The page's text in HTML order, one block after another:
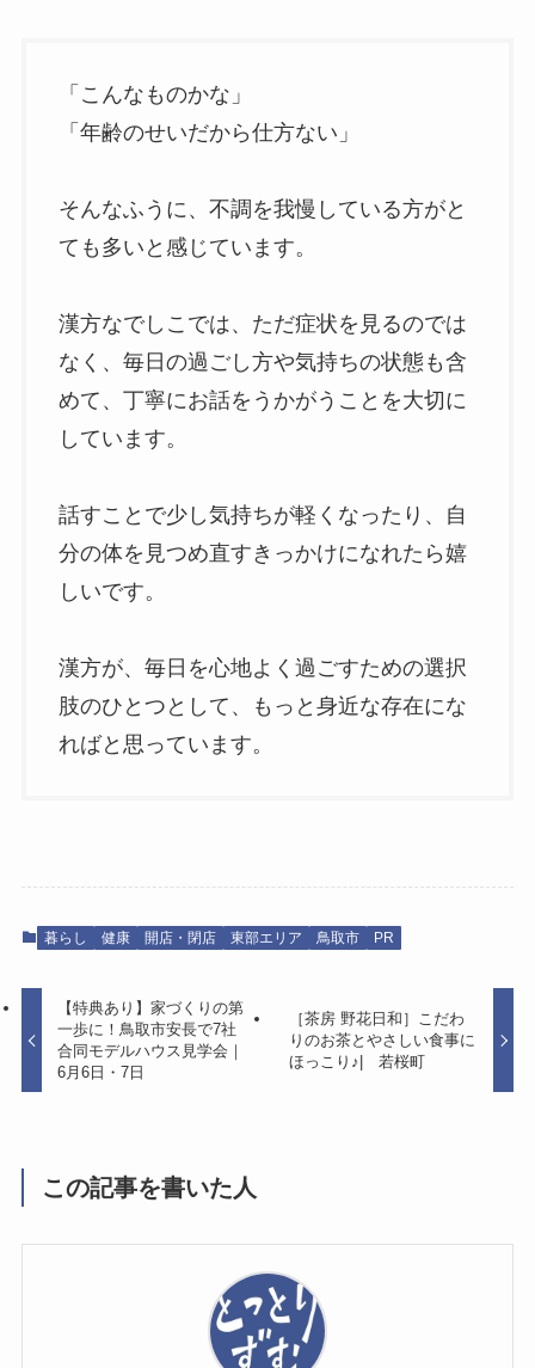
「こんなものかな」
「年齢のせいだから仕方ない」
そんなふうに、不調を我慢している方がと
ても多いと感じています。
漢方なでしこでは、ただ症状を見るのでは
なく、毎日の過ごし方や気持ちの状態も含
めて、丁寧にお話をうかがうことを大切に
しています。
話すことで少し気持ちが軽くなったり、自
分の体を見つめ直すきっかけになれたら嬉
しいです。
漢方が、毎日を心地よく過ごすための選択
肢のひとつとして、もっと身近な存在にな
ればと思っています。
暮らし 健康 開店・閉店 東部エリア 鳥取市 PR
【特典あり】家づくりの第
一歩に！鳥取市安長で7社
合同モデルハウス見学会｜
6月6日・7日
［茶房 野花日和］こだわ
りのお茶とやさしい食事に
ほっこり♪| 若桜町
この記事を書いた人